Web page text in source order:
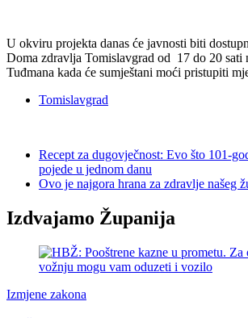
U okviru projekta danas će javnosti biti
Doma zdravlja Tomislavgrad od 17 do 20 sati
Tuđmana kada će sumještani moći pristupiti
Tomislavgrad
Recept za dugovječnost: Evo što 101-
pojede u jednom danu
Ovo je najgora hrana za zdravlje našeg
Izdvajamo Županija
Izmjene zakona